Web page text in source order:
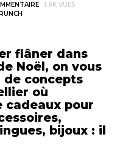
1.6K VUES
flâner dans
Noël, on vous
de concepts
où
cadeaux pour
bijoux : il